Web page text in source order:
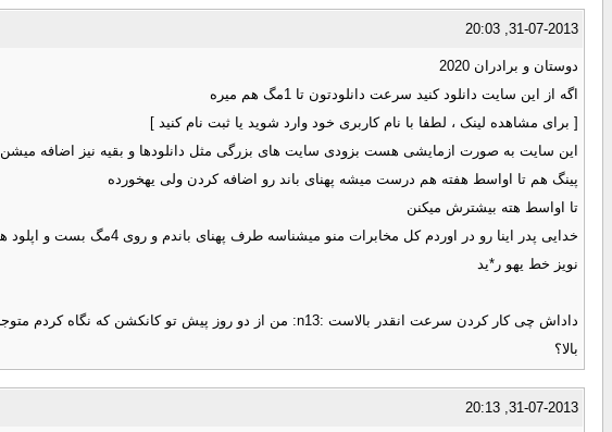
31-07-2013, 20:03
دوستان و برادران 2020
اگه از این سایت دانلود کنید سرعت دانلودتون تا 1مگ هم میره
[ برای مشاهده لینک ، لطفا با نام کاربری خود وارد شوید یا ثبت نام کنید ]
این سایت به صورت ازمایشی هست بزودی سایت های بزرگی مثل دانلودها و بقیه نیز اضافه میشن
پینگ هم تا اواسط هفته هم درست میشه پهنای باند رو اضافه کردن ولی یهخورده
تا اواسط هته بیشترش میکنن
خدایی پدر اینا رو در اوردم کل مخابرات منو میشناسه طرف پهنای باندم و روی 4مگ بست و اپلود هم روی 1 مگ
نویز خط یهو ر*ید
بالا؟
31-07-2013, 20:13